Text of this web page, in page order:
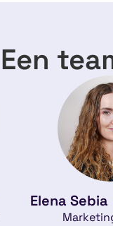
Een
Elena Sebia